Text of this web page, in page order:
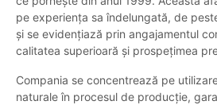
pe experiența sa îndelungată, de
și se evidențiază prin angajamentul
calitatea superioară și prospețimea
Compania se concentrează pe
naturale în procesul de producție,